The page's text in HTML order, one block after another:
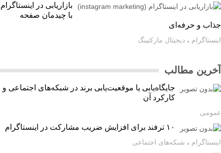
بازاریابی در اینستاگرام
با چیدمان صفحه
و حرفه‌ای
،دیجیتال مارکتینگ
مطالب
جایگاه‌یابی یا موقعیت‌یابی برند در شبکه‌های اجتماعی و
کارکرد آن
۱۰ ترفند برای افزایش ضریب مشارکت در اینستاگرام
،شبکه‌های اجتماعی